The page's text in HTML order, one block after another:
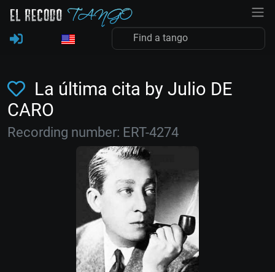
La última cita by Julio DE
CARO
Recording number: ERT-4274